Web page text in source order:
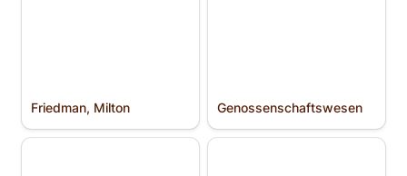
Friedman, Milton Genossenschafts­wesen
Gerechtigkeit Giersch, Herbert